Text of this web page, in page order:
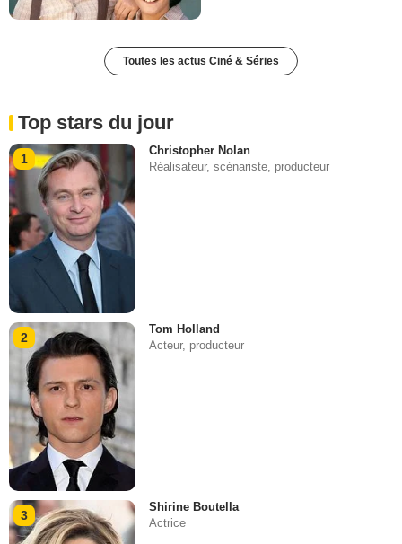
Toutes les actus Ciné & Séries
Top stars du jour
1
Christopher Nolan
Réalisateur, scénariste, producteur
2
Tom Holland
Acteur, producteur
3
Shirine Boutella
Actrice